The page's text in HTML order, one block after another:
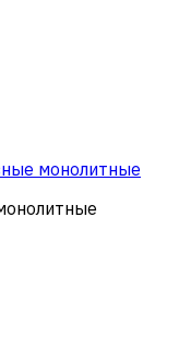
монолитные